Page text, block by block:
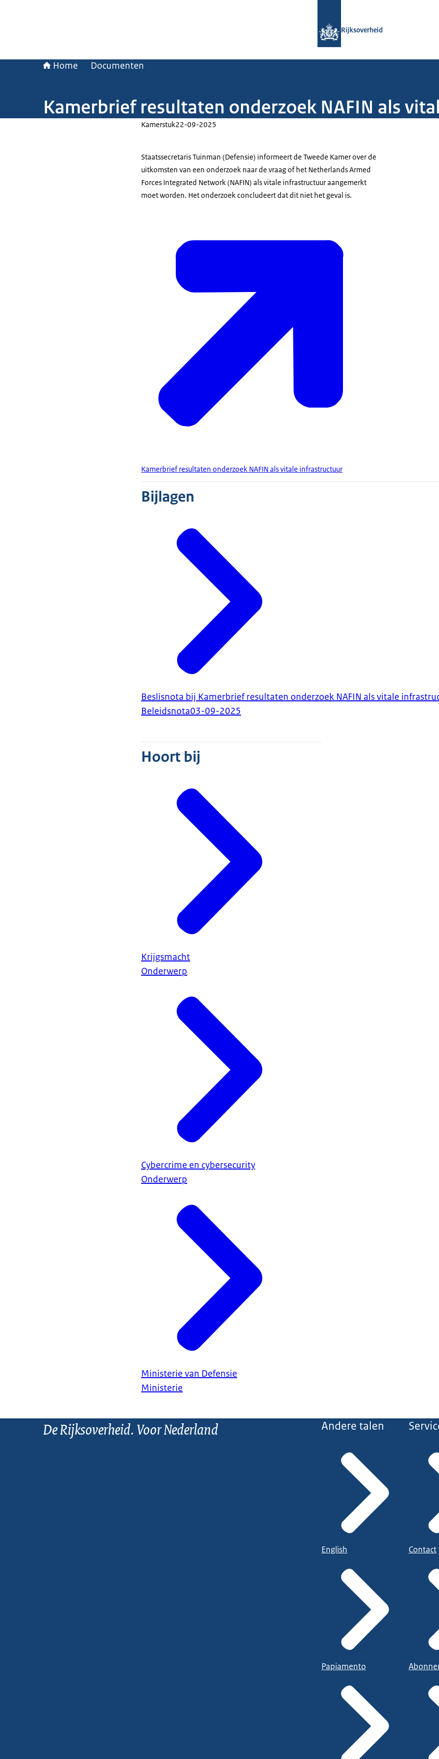
Rijksoverheid
Home Documenten
Kamerbrief resultaten onderzoek NAFIN als
Kamerstuk22-09-2025
Staatssecretaris Tuinman (Defensie) informeert de Tweede Kamer over de
uitkomsten van een onderzoek naar de vraag of het Netherlands Armed
Forces Integrated Network (NAFIN) als vitale infrastructuur aangemerkt
moet worden. Het onderzoek concludeert dat dit niet het geval is.
Kamerbrief resultaten onderzoek NAFIN als vitale infrastructuur
Bijlagen
Beslisnota bij Kamerbrief resultaten onderzoek NAFIN als vitale
Beleidsnota03-09-2025
Hoort bij
Krijgsmacht
Onderwerp
Cybercrime en cybersecurity
Onderwerp
Ministerie van Defensie
Ministerie
De Rijksoverheid. Voor Nederland Andere talen
English
Papiamento
Contact